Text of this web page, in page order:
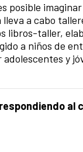
posible
a cabo
libros-taller,
a niños de
y
al